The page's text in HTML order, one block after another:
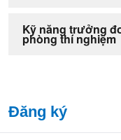
Kỹ năng trưởng
phòng thí nghiệm
Đăng ký